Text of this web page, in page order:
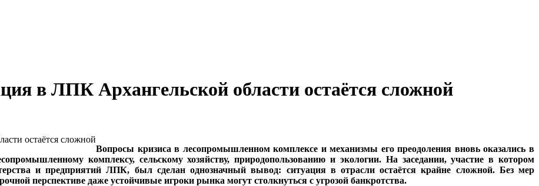
в ЛПК Архангельской области остаётся сложной
Вопросы кризиса в лесопромышленном комплексе и механизмы его преодоления вновь оказались в
комплексу, сельскому хозяйству, природопользованию и экологии. На заседании, участие в котором
и предприятий ЛПК, был сделан однозначный вывод: ситуация в отрасли остаётся крайне сложной. Без мер
перспективе даже устойчивые игроки рынка могут столкнуться с угрозой банкротства.